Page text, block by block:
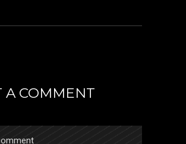
A COMMENT